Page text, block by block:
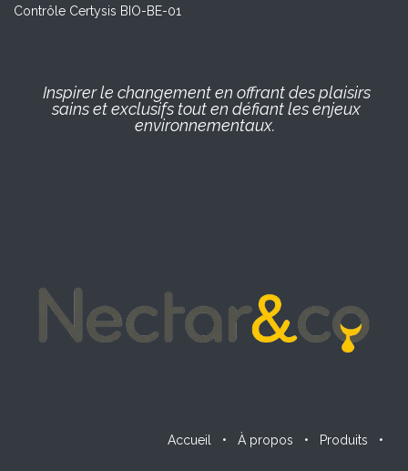
Contrôle Certysis BIO-BE-01
Inspirer le changement en offrant des plaisirs
sains et exclusifs tout en défiant les enjeux
environnementaux.
Accueil • À propos • Produits •